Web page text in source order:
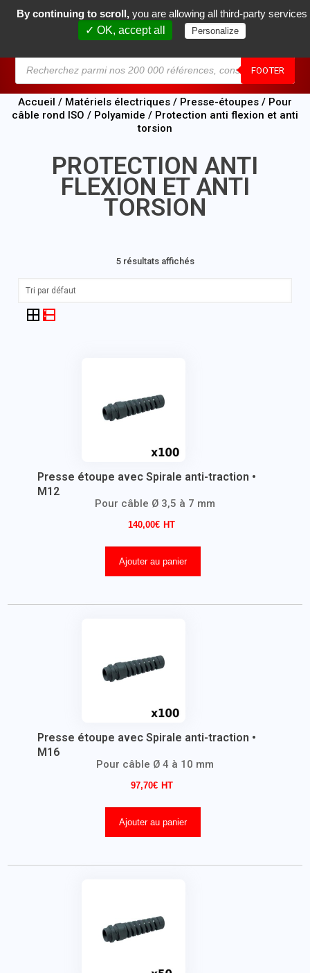
FOOTER
0
Accueil / Matériels électriques / Presse-étoupes / Pour
câble rond ISO / Polyamide / Protection anti flexion et anti
torsion
PROTECTION ANTI
FLEXION ET ANTI
TORSION
5 résultats affichés
Presse étoupe avec Spirale anti-traction •
M12
Pour câble Ø 3,5 à 7 mm
140,00€
Ajouter au panier
Presse étoupe avec Spirale anti-traction •
M16
Pour câble Ø 4 à 10 mm
97,70€
Ajouter au panier
By continuing to scroll, you are allowing all third-party services
✓ OK, accept all
Personalize